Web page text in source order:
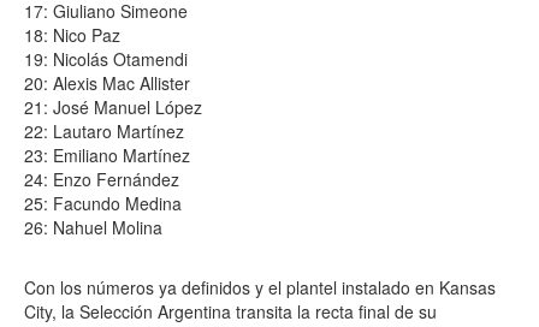
17: Giuliano Simeone
18: Nico Paz
19: Nicolás Otamendi
20: Alexis Mac Allister
21: José Manuel López
22: Lautaro Martínez
23: Emiliano Martínez
24: Enzo Fernández
25: Facundo Medina
26: Nahuel Molina
Con los números ya definidos y el plantel instalado en Kansas
City, la Selección Argentina transita la recta final de su